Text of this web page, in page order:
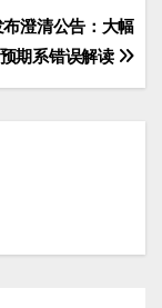
布澄清公告：大幅
期系错误解读